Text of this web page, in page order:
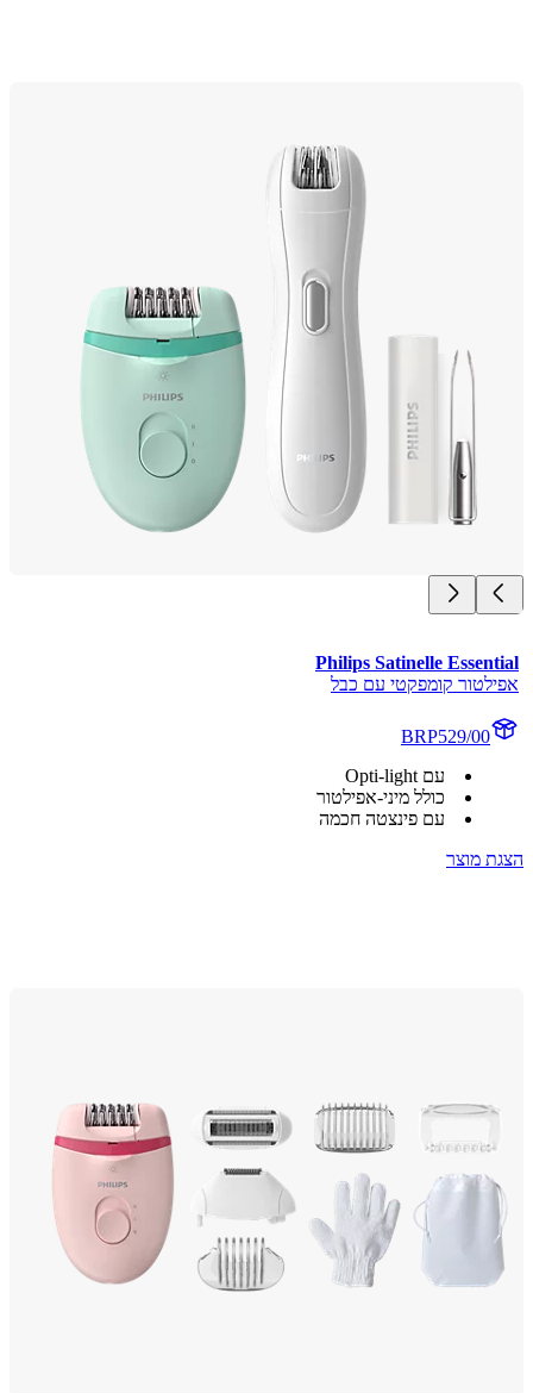
Philips Satinelle
קומפקטי עם כבל
BRP529/00
עם Opti-light
כולל מיני-אפילטור
עם פינצטה חכמה
מוצר